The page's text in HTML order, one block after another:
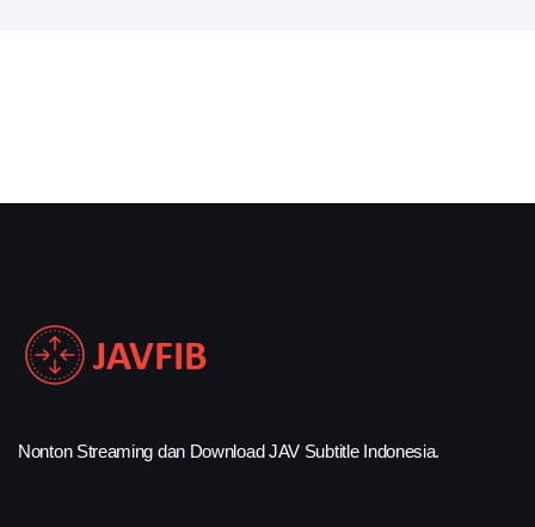
Nonton Streaming dan Download JAV Subtitle Indonesia.